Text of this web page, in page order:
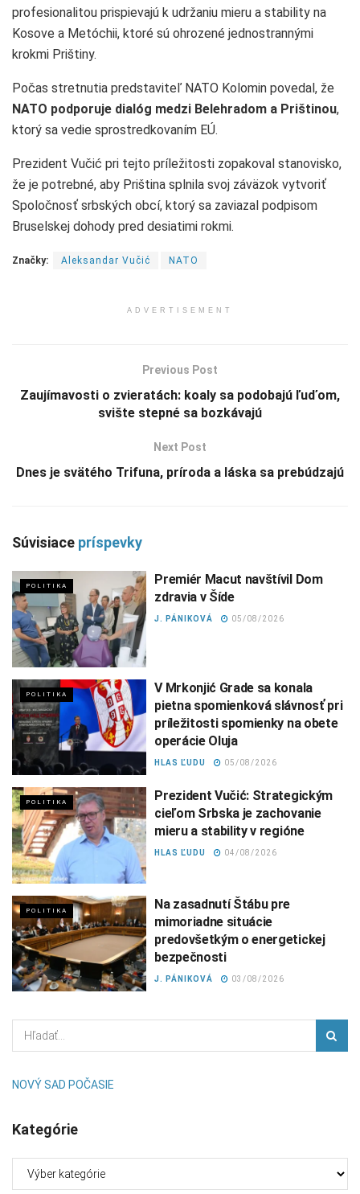
profesionalitou prispievajú k udržaniu mieru a stability na
Kosove a Metóchii, ktoré sú ohrozené jednostrannými
krokmi Prištiny.
Počas stretnutia predstaviteľ NATO Kolomin povedal, že
NATO podporuje dialóg medzi Belehradom a Prištinou,
ktorý sa vedie sprostredkovaním EÚ.
Prezident Vučić pri tejto príležitosti zopakoval stanovisko,
že je potrebné, aby Priština splnila svoj záväzok vytvoriť
Spoločnosť srbských obcí, ktorý sa zaviazal podpisom
Bruselskej dohody pred desiatimi rokmi.
Značky: Aleksandar Vučić NATO
ADVERTISEMENT
Previous Post
Zaujímavosti o zvieratách: koaly sa podobajú ľuďom,
svište stepné sa bozkávajú
Next Post
Dnes je svätého Trifuna, príroda a láska sa prebúdzajú
Súvisiace príspevky
POLITIKA
Premiér Macut navštívil Dom
zdravia v Šíde
J. PÁNIKOVÁ 05/08/2026
POLITIKA
V Mrkonjić Grade sa konala
pietna spomienková slávnosť pri
príležitosti spomienky na obete
operácie Oluja
HLAS ĽUDU 05/08/2026
POLITIKA
Prezident Vučić: Strategickým
cieľom Srbska je zachovanie
mieru a stability v regióne
HLAS ĽUDU 04/08/2026
POLITIKA
Na zasadnutí Štábu pre
mimoriadne situácie
predovšetkým o energetickej
bezpečnosti
J. PÁNIKOVÁ 03/08/2026
NOVÝ SAD POČASIE
Kategórie